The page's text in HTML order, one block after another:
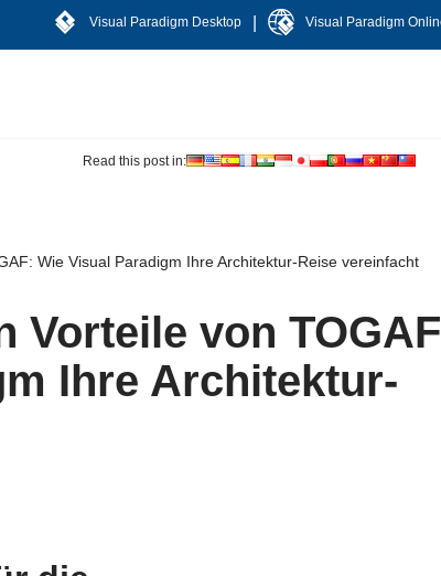
Visual Paradigm Desktop Visual Paradigm
Read this post in:
Wie Visual Paradigm Ihre Architektur-Reise vereinfacht
Vorteile von
Ihre Architektur-